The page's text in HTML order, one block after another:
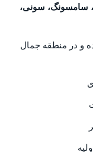
سامسونگ، سونی،
و در منطقه جمال